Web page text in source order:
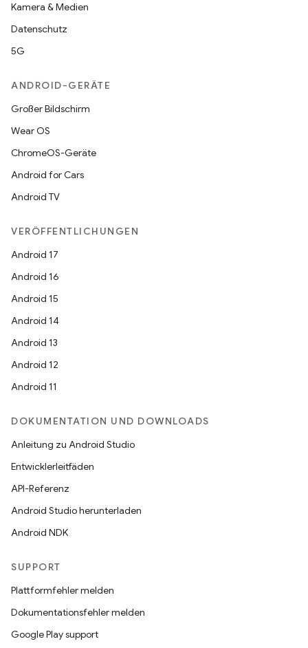
Kamera & Medien
Datenschutz
5G
ANDROID-GERÄTE
Großer Bildschirm
Wear OS
ChromeOS-Geräte
Android for Cars
Android TV
VERÖFFENTLICHUNGEN
Android 17
Android 16
Android 15
Android 14
Android 13
Android 12
Android 11
DOKUMENTATION UND DOWNLOADS
Anleitung zu Android Studio
Entwicklerleitfäden
API-Referenz
Android Studio herunterladen
Android NDK
SUPPORT
Plattformfehler melden
Dokumentationsfehler melden
Google Play support